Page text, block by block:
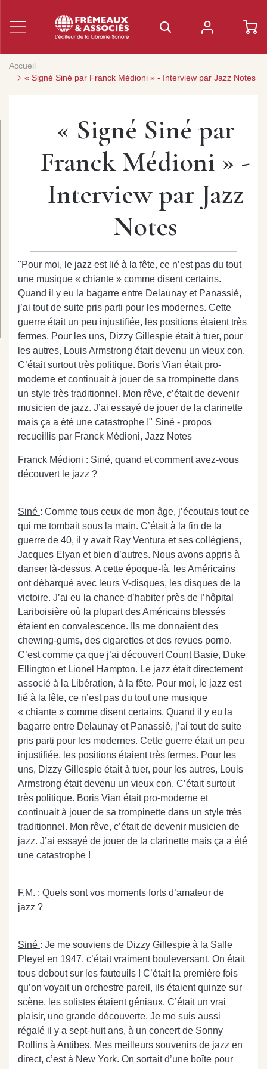
Accueil
« Signé Siné par Franck Médioni » - Interview par Jazz Notes
« Signé Siné par
Franck Médioni » -
Interview par Jazz
Notes
"Pour moi, le jazz est lié à la fête, ce n’est pas du tout
une musique « chiante » comme disent certains.
Quand il y eu la bagarre entre Delaunay et Panassié,
j’ai tout de suite pris parti pour les modernes. Cette
guerre était un peu injustifiée, les positions étaient très
fermes. Pour les uns, Dizzy Gillespie était à tuer, pour
les autres, Louis Armstrong était devenu un vieux con.
C’était surtout très politique. Boris Vian était pro-
moderne et continuait à jouer de sa trompinette dans
un style très traditionnel. Mon rêve, c’était de devenir
musicien de jazz. J’ai essayé de jouer de la clarinette
mais ça a été une catastrophe !" Siné - propos
recueillis par Franck Médioni, Jazz Notes
Franck Médioni : Siné, quand et comment avez-vous
découvert le jazz ?
Siné : Comme tous ceux de mon âge, j’écoutais tout ce
qui me tombait sous la main. C’était à la fin de la
guerre de 40, il y avait Ray Ventura et ses collégiens,
Jacques Elyan et bien d’autres. Nous avons appris à
danser là-dessus. A cette époque-là, les Américains
ont débarqué avec leurs V-disques, les disques de la
victoire. J’ai eu la chance d’habiter près de l’hôpital
Lariboisière où la plupart des Américains blessés
étaient en convalescence. Ils me donnaient des
chewing-gums, des cigarettes et des revues porno.
C’est comme ça que j’ai découvert Count Basie, Duke
Ellington et Lionel Hampton. Le jazz était directement
associé à la Libération, à la fête. Pour moi, le jazz est
lié à la fête, ce n’est pas du tout une musique
« chiante » comme disent certains. Quand il y eu la
bagarre entre Delaunay et Panassié, j’ai tout de suite
pris parti pour les modernes. Cette guerre était un peu
injustifiée, les positions étaient très fermes. Pour les
uns, Dizzy Gillespie était à tuer, pour les autres, Louis
Armstrong était devenu un vieux con. C’était surtout
très politique. Boris Vian était pro-moderne et
continuait à jouer de sa trompinette dans un style très
traditionnel. Mon rêve, c’était de devenir musicien de
jazz. J’ai essayé de jouer de la clarinette mais ça a été
une catastrophe !
F.M. : Quels sont vos moments forts d’amateur de
jazz ?
Siné : Je me souviens de Dizzy Gillespie à la Salle
Pleyel en 1947, c’était vraiment bouleversant. On était
tous debout sur les fauteuils ! C’était la première fois
qu’on voyait un orchestre pareil, ils étaient quinze sur
scène, les solistes étaient géniaux. C’était un vrai
plaisir, une grande découverte. Je me suis aussi
régalé il y a sept-huit ans, à un concert de Sonny
Rollins à Antibes. Mes meilleurs souvenirs de jazz en
direct, c’est à New York. On sortait d’une boîte pour